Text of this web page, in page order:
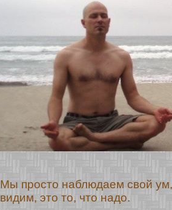
Мы просто наблюдаем свой
видим, это то, что надо.